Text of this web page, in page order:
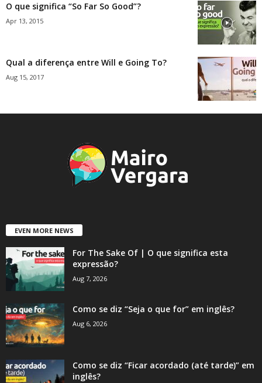
O que significa “So Far So Good”?
Apr 13, 2015
Qual a diferença entre Will e Going To?
Aug 15, 2017
EVEN MORE NEWS
For The Sake Of | O que significa esta
expressão?
Aug 7, 2026
Como se diz “Seja o que for” em inglês?
Aug 6, 2026
Como se diz “Ficar acordado (até tarde)” em
inglês?